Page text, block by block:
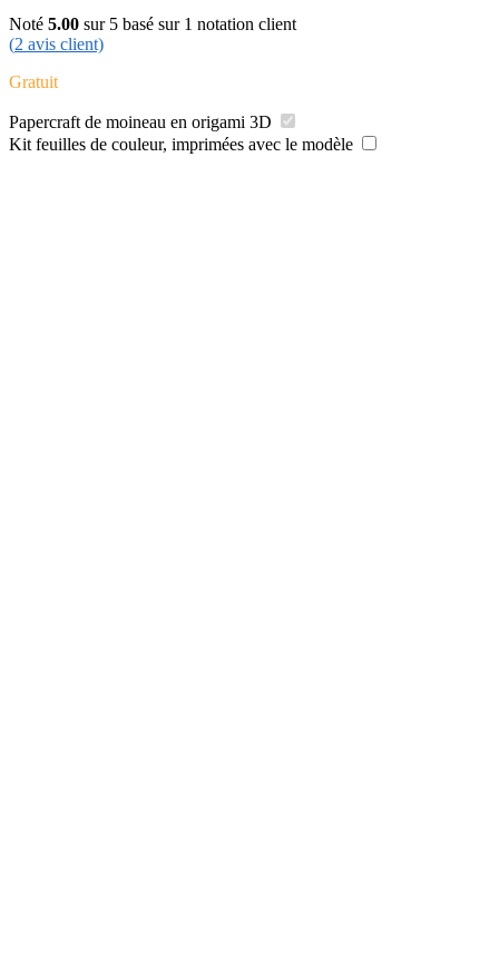
Noté 5.00 sur 5 basé sur 1 notation client
(2 avis client)
Gratuit
Papercraft de moineau en origami 3D
Kit feuilles de couleur, imprimées avec le modèle